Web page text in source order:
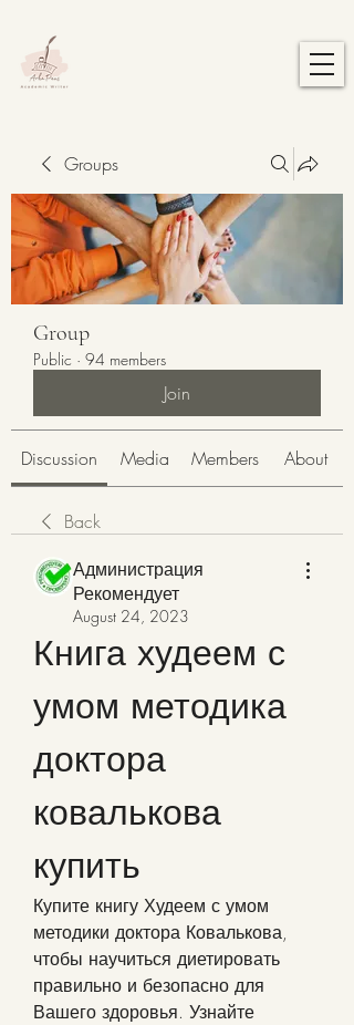
Groups
Group
Public · 94 members
Join
Discussion Media Members About
Back
Администрация
Рекомендует
August 24, 2023
Книга худеем с
умом методика
доктора
ковалькова
купить
Купите книгу Худеем с умом
методики доктора Ковалькова,
чтобы научиться диетировать
правильно и безопасно для
Вашего здоровья. Узнайте